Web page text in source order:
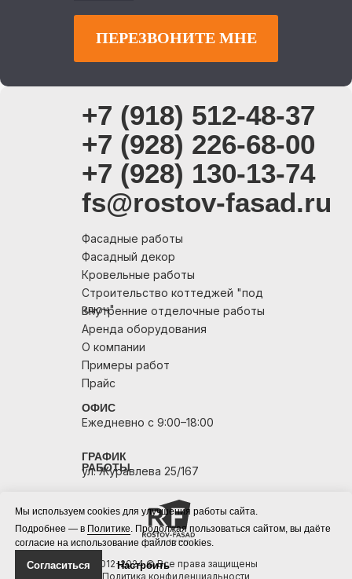
ПЕРЕЗВОНИТЕ МНЕ
Фасадные работы
fs@rostov-fasad.ru
+7 (928) 130-13-74
+7 (928) 226-68-00
+7 (918) 512-48-37
2012-2024 © Все права защищены
ул. Журавлева 25/167
Ежедневно с 9:00–18:00
ГРАФИК
РАБОТЫ
ОФИС
Политика конфиденциальности
Фасадный декор
Кровельные работы
Строительство коттеджей "под
ключ"
Внутренние отделочные работы
Аренда оборудования
О компании
Примеры работ
Прайс
Мы используем cookies для улучшения работы сайта.
Подробнее — в Политике. Продолжая пользоваться сайтом, вы даёте
согласие на использование файлов cookies.
Согласиться Настроить